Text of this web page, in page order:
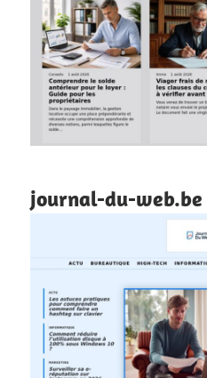
journal-du-web.be